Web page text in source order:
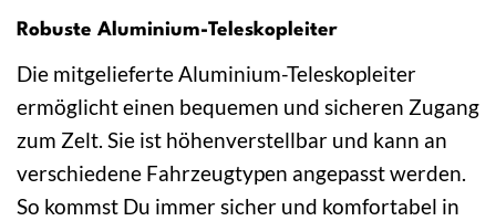
Robuste Aluminium-Teleskopleiter
Die mitgelieferte Aluminium-Teleskopleiter
ermöglicht einen bequemen und sicheren Zugang
zum Zelt. Sie ist höhenverstellbar und kann an
verschiedene Fahrzeugtypen angepasst werden.
So kommst Du immer sicher und komfortabel in